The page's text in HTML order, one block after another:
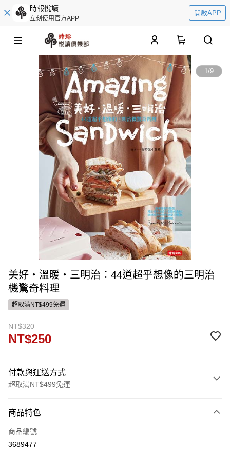
時報悅讀
立刻使用官方APP
開啟APP
1/9
美好‧溫暖‧三明治：44道超乎想像的三明治
機驚奇料理
超取滿NT$499免運
NT$320
NT$250
付款與運送方式
超取滿NT$499免運
信用卡一次付款
ATM付款
商品特色
商品編號
3689477